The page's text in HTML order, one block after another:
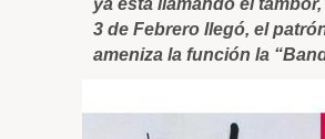
ya está llamando el
3 de Febrero llegó, el
ameniza la función la